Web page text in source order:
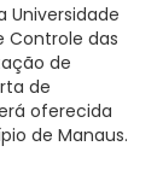
Universidade
Controle das
de
de
oferecida
de Manaus.